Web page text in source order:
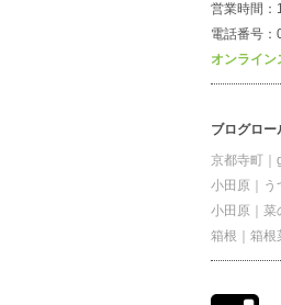
営業時間
電話番号
オンライン
ブログロー
京都寺町
小田原｜
小田原｜
箱根｜箱根